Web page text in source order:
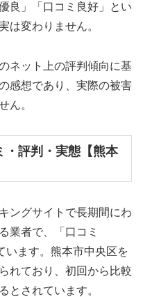
良」「口コミ良好」とい
は変わりません。
ネット上の評判傾向に基
感想であり、実際の被害
ん。
・評判・実態【熊本
ングサイトで長期間にわ
業者で、「口コミ
います。熊本市中央区を
れており、初回から比較
とされています。